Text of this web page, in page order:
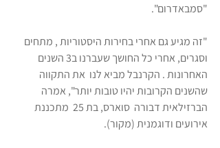
"סמבאדרום".
"זה מגיע גם אחרי בחירות היסטוריות , מתחים
וסגרים, אחרי כל החושך שעברנו ב3 השנים
האחרונות . הקרנבל מביא לנו  את התקווה
שהשנים הקרובות יהיו טובות יותר", אמרה
הברזילאית דבורה  סוארס, בת 25  מתכננת
אירועים ודוגמנית (מקור).